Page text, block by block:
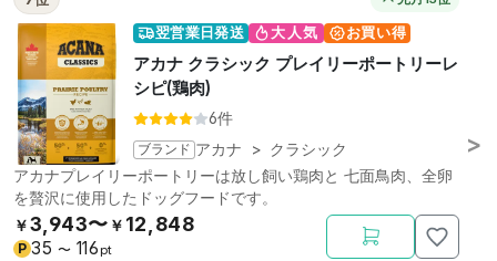
翌営業日発送 大人気 お買い得
アカナ クラシック プレイリーポートリーレ
シピ(鶏肉)
6件
ブランド アカナ > クラシック
アカナプレイリーポートリーは放し飼い鶏肉と 七面鳥肉、全卵
を贅沢に使用したドッグフードです。
￥3,943〜 ￥ 12,848
P 35 〜 116 pt